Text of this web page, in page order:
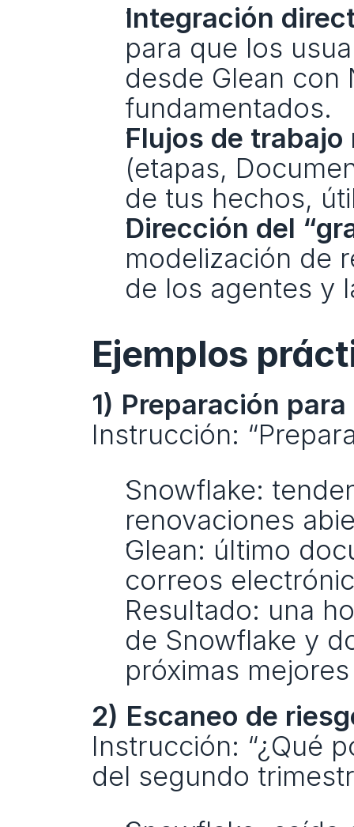
Integración
para que los
desde Glean con
fundamentados.
Flujos de
(etapas,
de tus hechos,
Dirección del
modelización de
de los agentes y
Ejemplos
1) Preparación para
Instrucción:
Snowflake:
renovaciones
Glean: último
correos
Resultado: una
de Snowflake y
próximas
2) Escaneo de
Instrucción: “¿Qué
del segundo